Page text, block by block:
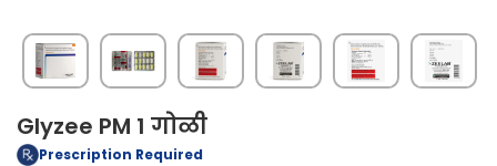
Glyzee PM 1 गोळी
Prescription Required